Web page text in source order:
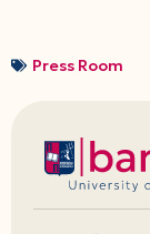
Press Room